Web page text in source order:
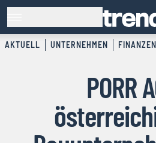
AKTUELL UNTERNEHMEN FINANZEN
PORR